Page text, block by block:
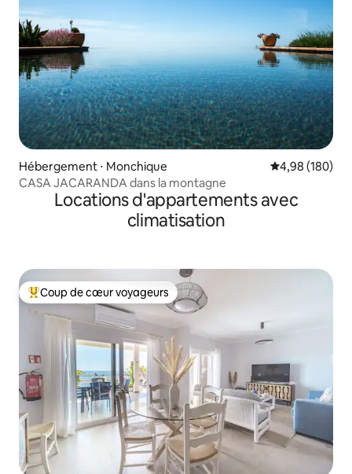
Hébergement ⋅ Monchique Évaluation
4,98 (180)
CASA JACARANDA dans la montagne
Locations d'appartements avec
climatisation
Coups de cœur voyageurs les plus appréciés
Coup de cœur voyageurs